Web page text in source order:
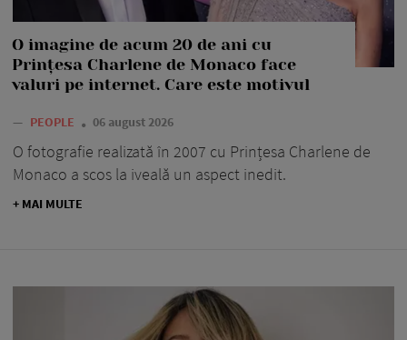
O imagine de acum 20 de ani cu
Prințesa Charlene de Monaco face
valuri pe internet. Care este motivul
— PEOPLE 06 august 2026
O fotografie realizată în 2007 cu Prințesa Charlene de
Monaco a scos la iveală un aspect inedit.
+ MAI MULTE